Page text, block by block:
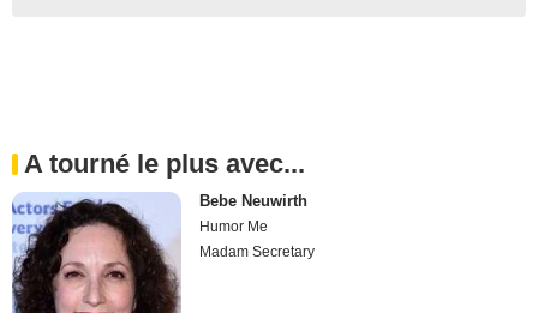
A tourné le plus avec...
Bebe Neuwirth
Humor Me
Madam Secretary